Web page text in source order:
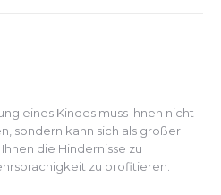
eines Kindes muss Ihnen nicht
sondern kann sich als großer
die Hindernisse zu
zu profitieren.